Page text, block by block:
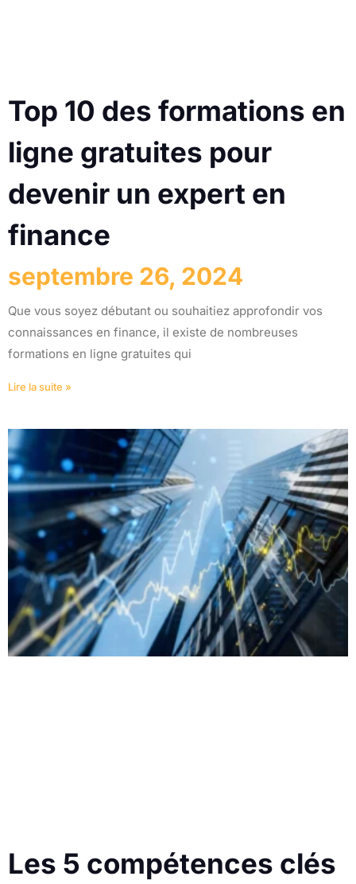
Top 10 des formations en
ligne gratuites pour
devenir un expert en
finance
septembre 26, 2024
Que vous soyez débutant ou souhaitiez approfondir vos
connaissances en finance, il existe de nombreuses
formations en ligne gratuites qui
Lire la suite »
Les 5 compétences clés